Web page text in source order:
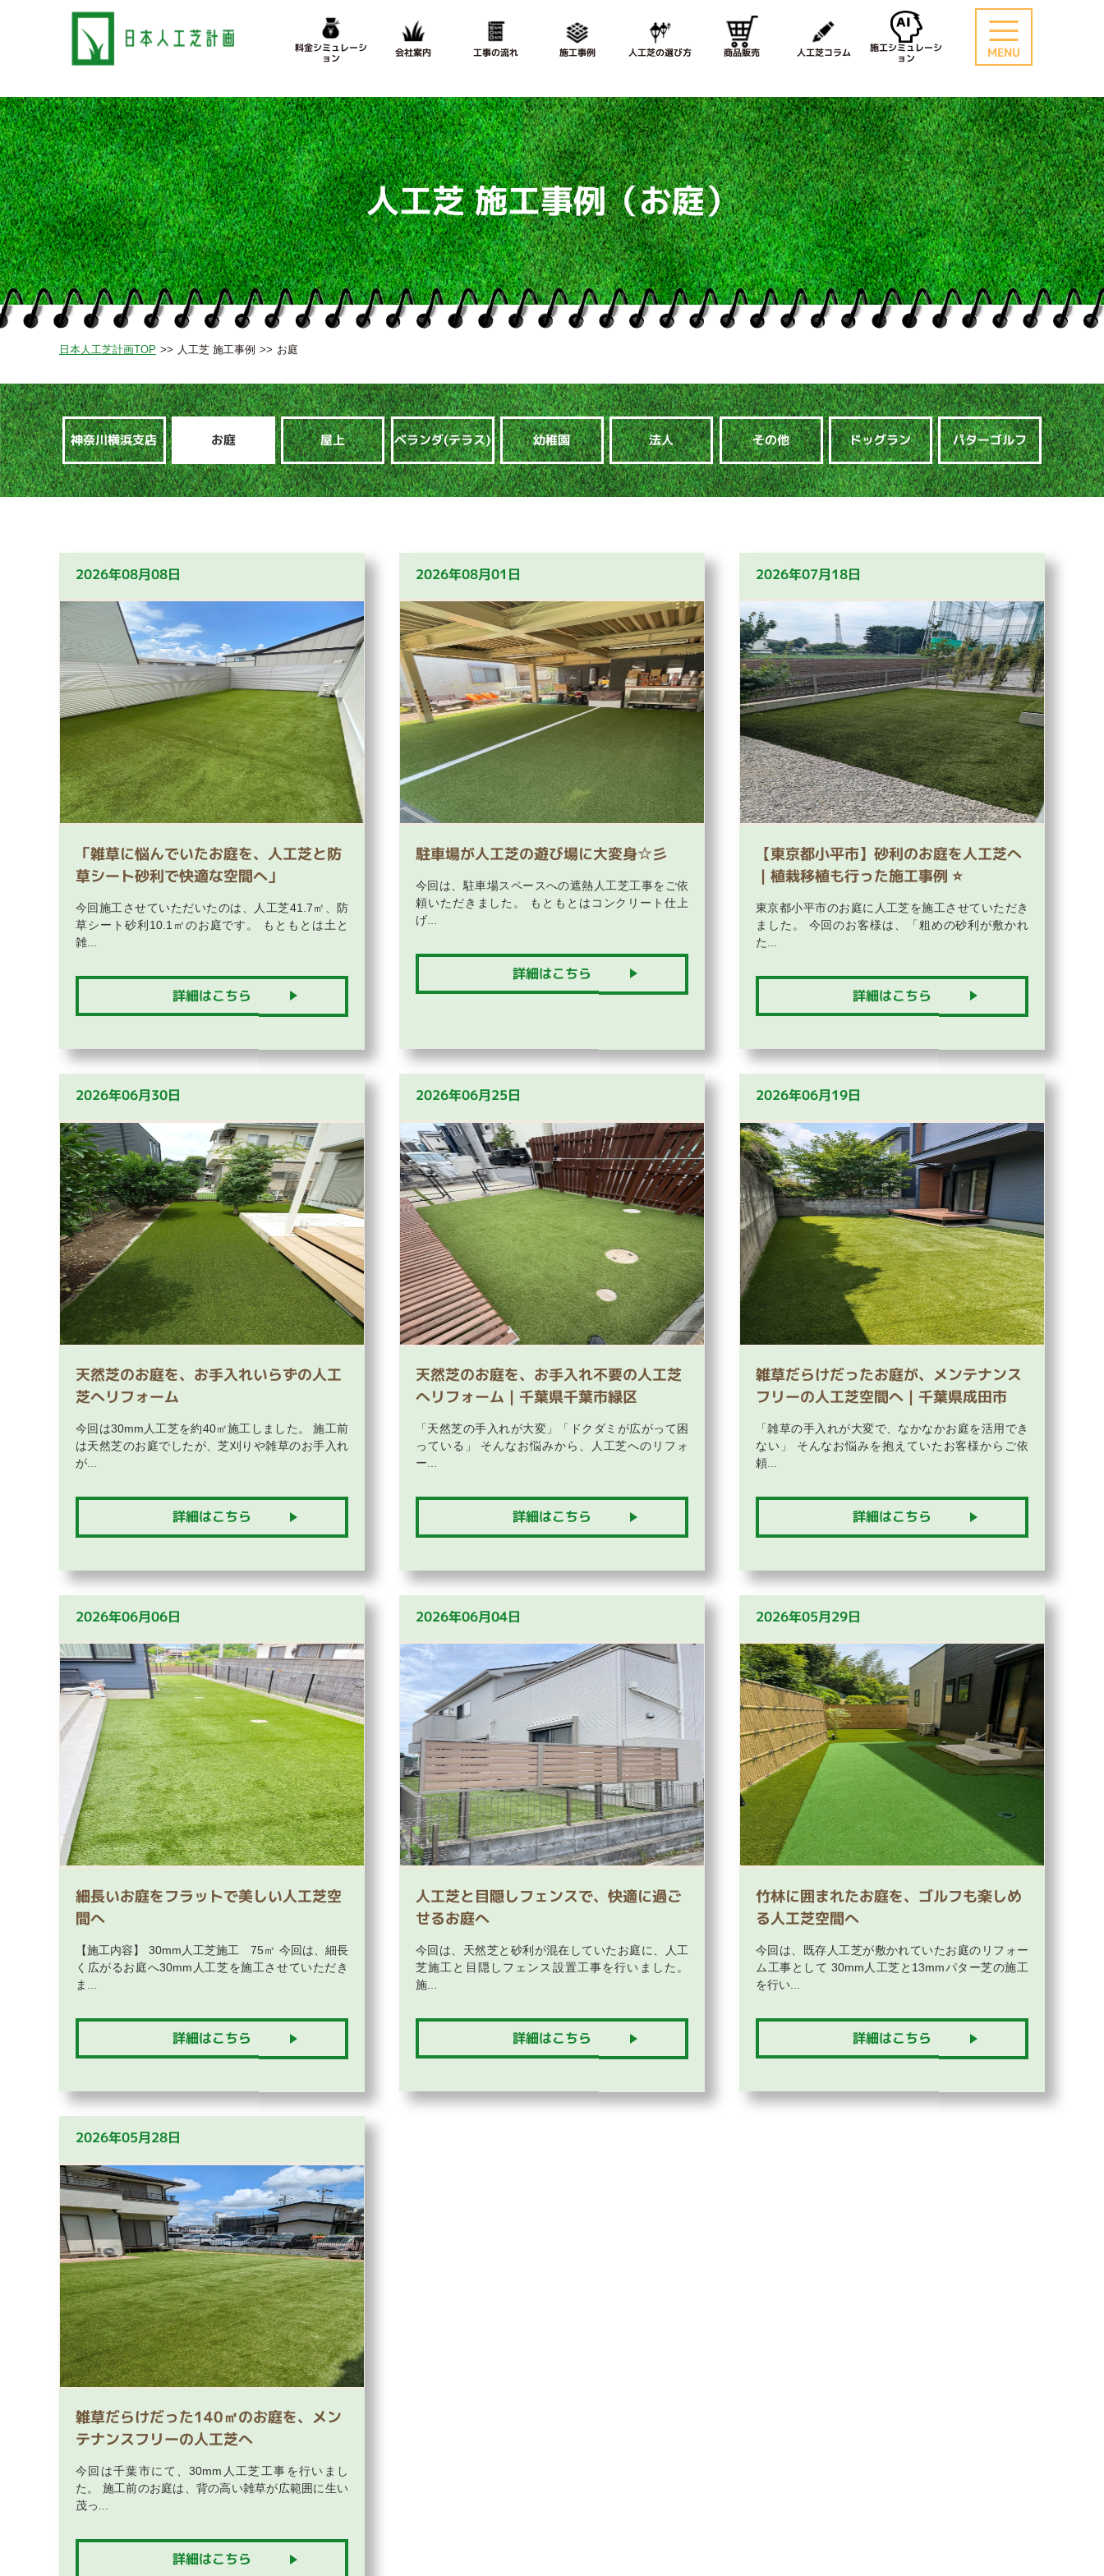
料金シミュレーシ
ョン
会社案内 工事の流れ 施工事例 人工芝の選び方 商品販売 人工芝コラム
施工シミュレーシ
ョン
MENU
人工芝 施工事例（お庭）
日本人工芝計画TOP 人工芝 施工事例 お庭
神奈川横浜支店 お庭 屋上 ベランダ(テラス) 幼稚園 法人 その他 ドッグラン パターゴルフ
2026年08月08日
「雑草に悩んでいたお庭を、人工芝と防
草シート砂利で快適な空間へ」
今回施工させていただいたのは、人工芝41.7㎡、防
草シート砂利10.1㎡のお庭です。 もともとは土と
雑...
詳細はこちら
2026年08月01日
駐車場が人工芝の遊び場に大変身☆彡
今回は、駐車場スペースへの遮熱人工芝工事をご依
頼いただきました。 もともとはコンクリート仕上
げ...
詳細はこちら
2026年07月18日
【東京都小平市】砂利のお庭を人工芝へ
｜植栽移植も行った施工事例 ⭐
東京都小平市のお庭に人工芝を施工させていただき
ました。 今回のお客様は、「粗めの砂利が敷かれ
た...
詳細はこちら
2026年06月30日
天然芝のお庭を、お手入れいらずの人工
芝へリフォーム
今回は30mm人工芝を約40㎡施工しました。 施工前
は天然芝のお庭でしたが、芝刈りや雑草のお手入れ
が...
詳細はこちら
2026年06月25日
天然芝のお庭を、お手入れ不要の人工芝
へリフォーム｜千葉県千葉市緑区
「天然芝の手入れが大変」「ドクダミが広がって困
っている」 そんなお悩みから、人工芝へのリフォ
ー...
詳細はこちら
2026年06月19日
雑草だらけだったお庭が、メンテナンス
フリーの人工芝空間へ｜千葉県成田市
「雑草の手入れが大変で、なかなかお庭を活用でき
ない」 そんなお悩みを抱えていたお客様からご依
頼...
詳細はこちら
2026年06月06日
細長いお庭をフラットで美しい人工芝空
間へ
【施工内容】 30mm人工芝施工 75㎡ 今回は、細長
く広がるお庭へ30mm人工芝を施工させていただき
ま...
詳細はこちら
2026年06月04日
人工芝と目隠しフェンスで、快適に過ご
せるお庭へ
今回は、天然芝と砂利が混在していたお庭に、人工
芝施工と目隠しフェンス設置工事を行いました。
施...
詳細はこちら
2026年05月29日
竹林に囲まれたお庭を、ゴルフも楽しめ
る人工芝空間へ
今回は、既存人工芝が敷かれていたお庭のリフォー
ム工事として 30mm人工芝と13mmパター芝の施工
を行い...
詳細はこちら
2026年05月28日
雑草だらけだった140㎡のお庭を、メン
テナンスフリーの人工芝へ
今回は千葉市にて、30mm人工芝工事を行いまし
た。 施工前のお庭は、背の高い雑草が広範囲に生い
茂っ...
詳細はこちら